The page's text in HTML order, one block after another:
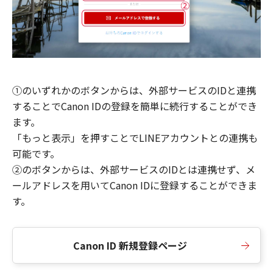
①のいずれかのボタンからは、外部サービスのIDと連携
することでCanon IDの登録を簡単に続行することができ
ます。
「もっと表示」を押すことでLINEアカウントとの連携も
可能です。
②のボタンからは、外部サービスのIDとは連携せず、メ
ールアドレスを用いてCanon IDに登録することができま
す。
Canon ID 新規登録ページ